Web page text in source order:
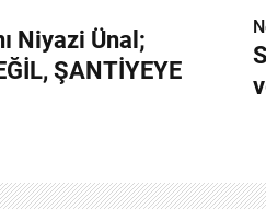
Niyazi Ünal;
ŞANTİYEYE